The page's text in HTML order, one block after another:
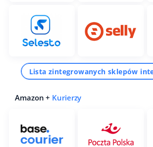
Lista zintegrowanych sklepów
Amazon + Kurierzy